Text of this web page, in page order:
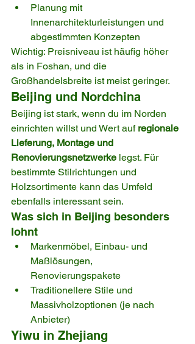
Planung mit
Innenarchitekturleistungen und
abgestimmten Konzepten
Wichtig: Preisniveau ist häufig höher
als in Foshan, und die
Großhandelsbreite ist meist geringer.
Beijing und Nordchina
Beijing ist stark, wenn du im Norden
einrichten willst und Wert auf regionale
Lieferung, Montage und
Renovierungsnetzwerke legst. Für
bestimmte Stilrichtungen und
Holzsortimente kann das Umfeld
ebenfalls interessant sein.
Was sich in Beijing besonders
lohnt
Markenmöbel, Einbau- und
Maßlösungen,
Renovierungspakete
Traditionellere Stile und
Massivholzoptionen (je nach
Anbieter)
Yiwu in Zhejiang